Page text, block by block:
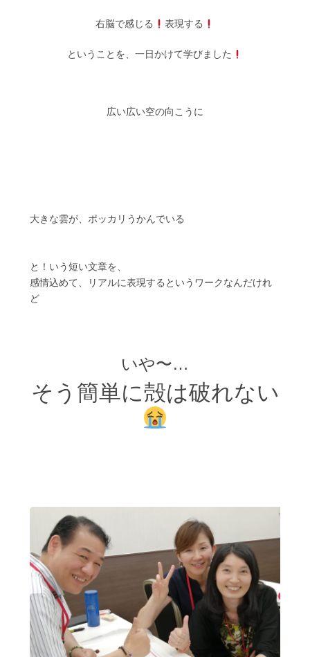
右脳で感じる 表現する
ということを、一日かけて学びました
広い広い空の向こうに
大きな雲が、ポッカリうかんでいる
と！いう短い文章を、
感情込めて、リアルに表現するというワークなんだけれ
ど
いや〜…
そう簡単に殻は破れない